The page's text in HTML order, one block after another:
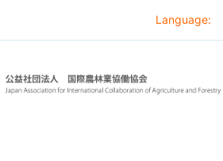
to
to
Language: